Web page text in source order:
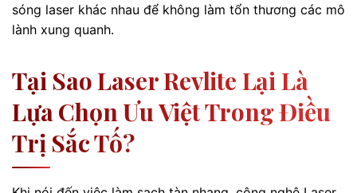
sóng laser khác nhau để không làm tổn thương các mô
lành xung quanh.
Tại Sao Laser Revlite Lại Là
Lựa Chọn Ưu Việt Trong Điều
Trị Sắc Tố?